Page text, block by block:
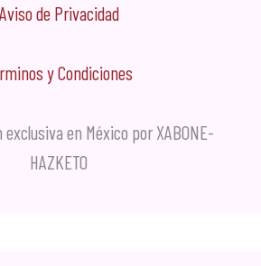
Aviso de Privacidad
y Condiciones
en México por XABONE-
HAZKETO